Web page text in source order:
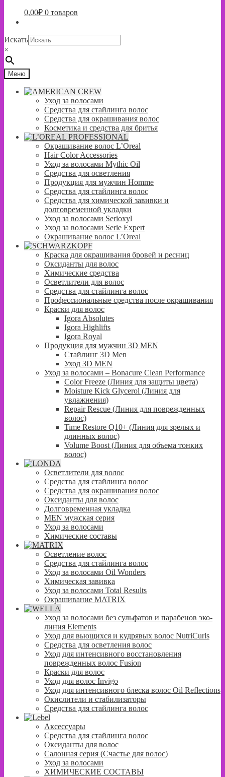
0,00₽ 0 товаров
Искать
×
Меню
Уход за волосами
Средства для стайлинга волос
Средства для окрашивания волос
Косметика и средства для бритья
Окрашивание волос L’Oreal
Hair Color Accessories
Уход за волосами Mythic Oil
Средства для осветления
Продукция для мужчин Homme
Средства для стайлинга волос
Средства для химической завивки и
долговременной укладки
Уход за волосами Serioxyl
Уход за волосами Serie Expert
Окрашивание волос L’Oreal
Краска для окрашивания бровей и ресниц
Оксиданты для волос
Химические средства
Осветлители для волос
Средства для стайлинга волос
Профессиональные средства после окрашивания
Краски для волос
Igora Absolutes
Igora Highlifts
Igora Royal
Продукция для мужчин 3D MEN
Стайлинг 3D Men
Уход 3D MEN
Уход за волосами – Bonacure Clean Performance
Color Freeze (Линия для защиты цвета)
Moisture Kick Glycerol (Линия для
увлажнения)
Repair Rescue (Линия для поврежденных
волос)
Time Restore Q10+ (Линия для зрелых и
длинных волос)
Volume Boost (Линия для объема тонких
волос)
Осветлители для волос
Средства для стайлинга волос
Средства для окрашивания волос
Оксиданты для волос
Долговременная укладка
MEN мужская серия
Уход за волосами
Химические составы
Осветление волос
Средства для стайлинга волос
Уход за волосами Oil Wonders
Химическая завивка
Уход за волосами Total Results
Окрашивание MATRIX
Уход за волосами без сульфатов и парабенов эко-
линия Elements
Уход для вьющихся и кудрявых волос NutriCurls
Средства для осветления волос
Уход для интенсивного восстановления
поврежденных волос Fusion
Краски для волос
Уход для волос Invigo
Уход для интенсивного блеска волос Oil Reflections
Окислители и стабилизаторы
Средства для стайлинга волос
Аксессуары
Средства для стайлинга волос
Оксиданты для волос
Салонная серия (Счастье для волос)
Уход за волосами
ХИМИЧЕСКИЕ СОСТАВЫ